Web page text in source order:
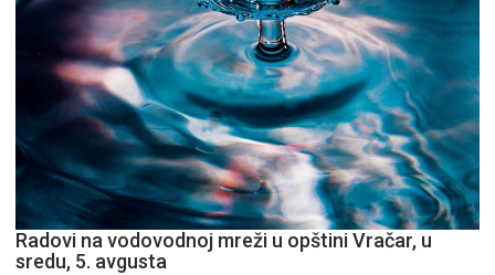
Radovi na vodovodnoj mreži u opštini Vračar, u
sredu, 5. avgusta